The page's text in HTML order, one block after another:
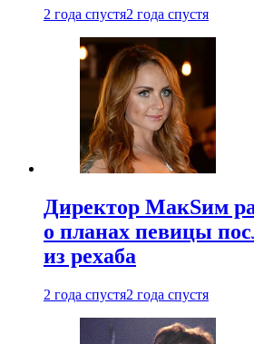
2 года спустя2 года спустя
Директор МакSим
о планах певицы
из рехаба
2 года спустя2 года спустя